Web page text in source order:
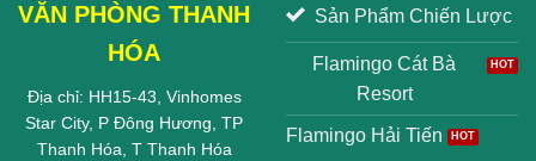
VĂN PHÒNG THANH
HÓA
Địa chỉ: HH15-43, Vinhomes
Star City, P Đông Hương, TP
Thanh Hóa, T Thanh Hóa
Sản Phẩm Chiến Lược
Flamingo Cát Bà
Resort
Flamingo Hải Tiến